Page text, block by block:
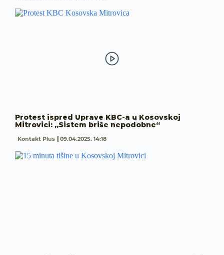
Protest ispred Uprave KBC-a u Kosovskoj
Mitrovici: „Sistem briše nepodobne“
Kontakt Plus 09.04.2025. 14:18